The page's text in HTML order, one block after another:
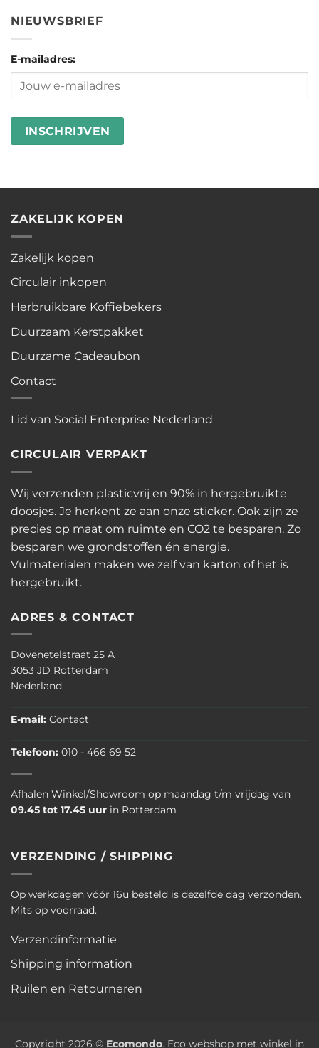
rij
Butts
2026
Microplastic
duurzame
van
Ecomondo
goed
op
en
NIEUWSBRIEF
E-mailadres:
ZAKELIJK KOPEN
Zakelijk kopen
Circulair inkopen
Herbruikbare Koffiebekers
Duurzaam Kerstpakket
Duurzame Cadeaubon
Contact
Lid van Social Enterprise Nederland
CIRCULAIR VERPAKT
Wij verzenden plasticvrij en 90% in hergebruikte
doosjes. Je herkent ze aan onze sticker. Ook zijn ze
precies op maat om ruimte en CO2 te besparen. Zo
besparen we grondstoffen én energie.
Vulmaterialen maken we zelf van karton of het is
hergebruikt.
ADRES & CONTACT
Dovenetelstraat 25 A
3053 JD Rotterdam
Nederland
E-mail: Contact
Telefoon: 010 - 466 69 52
Afhalen Winkel/Showroom op maandag t/m vrijdag van
09.45 tot 17.45 uur in Rotterdam
VERZENDING / SHIPPING
Op werkdagen vóór 16u besteld is dezelfde dag verzonden.
Mits op voorraad.
Verzendinformatie
Shipping information
Ruilen en Retourneren
Copyright 2026 © Ecomondo. Eco webshop met winkel in